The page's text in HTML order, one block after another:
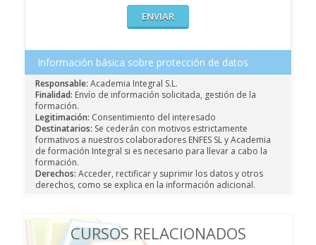
Información básica sobre protección de datos
Responsable: Academia Integral S.L.
Finalidad: Envío de información solicitada, gestión de la
formación.
Legitimación: Consentimiento del interesado
Destinatarios: Se cederán con motivos estrictamente
formativos a nuestros colaboradores ENFES SL y Academia
de formación Integral si es necesario para llevar a cabo la
formación.
Derechos: Acceder, rectificar y suprimir los datos y otros
derechos, como se explica en la información adicional.
CURSOS RELACIONADOS